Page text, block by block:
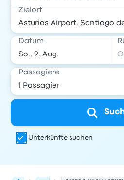
Zielort
Datum
Passagiere
Unterkünfte suchen